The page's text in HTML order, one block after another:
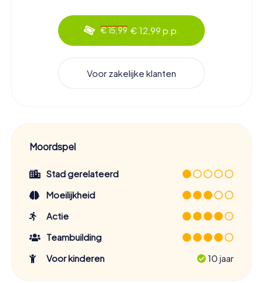
€ 15,99 € 12,99 p.p.
Voor zakelijke klanten
Moordspel
Stad gerelateerd
Moeilijkheid
Actie
Teambuilding
Voor kinderen
10 jaar